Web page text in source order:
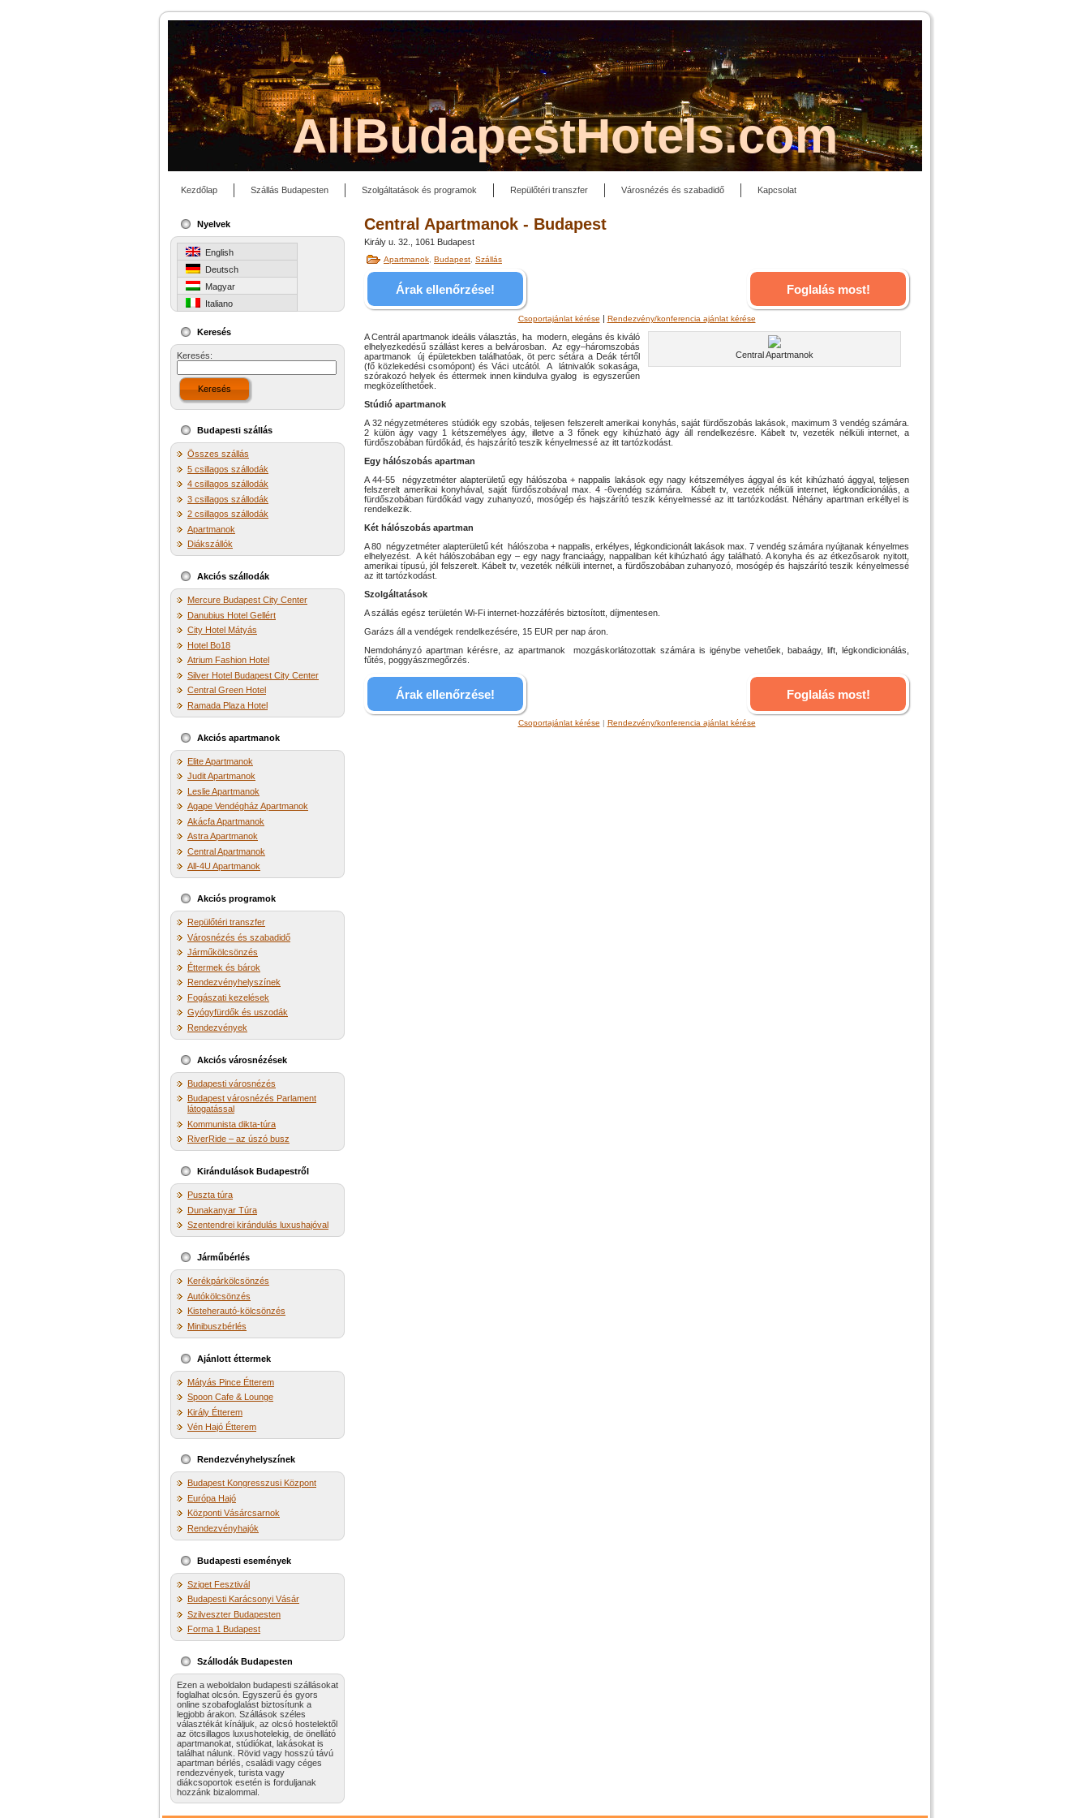
AllBudapestHotels.com
Kezdőlap Szállás Budapesten Szolgáltatások és programok Repülőtéri transzfer Városnézés és szabadidő Kapcsolat
Nyelvek
English
Deutsch
Magyar
Italiano
Keresés
Keresés:
Keresés
Budapesti szállás
Összes szállás
5 csillagos szállodák
4 csillagos szállodák
3 csillagos szállodák
2 csillagos szállodák
Apartmanok
Diákszállók
Akciós szállodák
Mercure Budapest City Center
Danubius Hotel Gellért
City Hotel Mátyás
Hotel Bo18
Atrium Fashion Hotel
Silver Hotel Budapest City Center
Central Green Hotel
Ramada Plaza Hotel
Akciós apartmanok
Elite Apartmanok
Judit Apartmanok
Leslie Apartmanok
Agape Vendégház Apartmanok
Akácfa Apartmanok
Astra Apartmanok
Central Apartmanok
All-4U Apartmanok
Akciós programok
Repülőtéri transzfer
Városnézés és szabadidő
Járműkölcsönzés
Éttermek és bárok
Rendezvényhelyszínek
Fogászati kezelések
Gyógyfürdők és uszodák
Rendezvények
Akciós városnézések
Budapesti városnézés
Budapest városnézés Parlament
látogatással
Kommunista dikta-túra
RiverRide – az úszó busz
Kirándulások Budapestről
Puszta túra
Dunakanyar Túra
Szentendrei kirándulás luxushajóval
Járműbérlés
Kerékpárkölcsönzés
Autókölcsönzés
Kisteherautó-kölcsönzés
Minibuszbérlés
Ajánlott éttermek
Mátyás Pince Étterem
Spoon Cafe & Lounge
Király Étterem
Vén Hajó Étterem
Rendezvényhelyszínek
Budapest Kongresszusi Központ
Európa Hajó
Központi Vásárcsarnok
Rendezvényhajók
Budapesti események
Sziget Fesztivál
Budapesti Karácsonyi Vásár
Szilveszter Budapesten
Forma 1 Budapest
Szállodák Budapesten
Ezen a weboldalon budapesti szállásokat
foglalhat olcsón. Egyszerű és gyors
online szobafoglalást biztosítunk a
legjobb árakon. Szállások széles
választékát kínáljuk, az olcsó hostelektől
az ötcsillagos luxushotelekig, de önellátó
apartmanokat, stúdiókat, lakásokat is
találhat nálunk. Rövid vagy hosszú távú
apartman bérlés, családi vagy céges
rendezvények, turista vagy
diákcsoportok esetén is forduljanak
hozzánk bizalommal.
Central Apartmanok - Budapest
Király u. 32., 1061 Budapest
Apartmanok Budapest Szállás
Árak ellenőrzése! Foglalás most!
Csoportajánlat kérése | Rendezvény/konferencia ajánlat kérése
Central Apartmanok
A Centrál apartmanok ideális választás, ha modern, elegáns és kiváló
elhelyezkedésű szállást keres a belvárosban.
Az egy–háromszobás
apartmanok új épületekben találhatóak, öt perc sétára a Deák tértől
(fő közlekedési csomópont) és Váci utcától. A látnivalók sokasága,
szórakozó helyek és éttermek innen kiindulva gyalog is egyszerűen
megközelíthetőek.
Stúdió apartmanok
A 32 négyzetméteres stúdiók egy szobás, teljesen felszerelt amerikai konyhás, saját fürdőszobás lakások, maximum 3 vendég számára.
2 külön ágy vagy 1 kétszemélyes ágy, illetve a 3 főnek egy kihúzható ágy áll rendelkezésre. Kábelt tv, vezeték nélküli internet, a
fürdőszobában fürdőkád, és hajszárító teszik kényelmessé az itt tartózkodást.
Egy hálószobás apartman
A 44-55 négyzetméter alapterületű egy hálószoba + nappalis lakások egy nagy kétszemélyes ággyal és két kihúzható ággyal, teljesen
felszerelt amerikai konyhával, saját fürdőszobával max. 4 -6vendég számára. Kábelt tv, vezeték nélküli internet, légkondicionálás, a
fürdőszobában fürdőkád vagy zuhanyozó, mosógép és hajszárító teszik kényelmessé az itt tartózkodást. Néhány apartman erkéllyel is
rendelkezik.
Két hálószobás apartman
A 80 négyzetméter alapterületű két hálószoba + nappalis, erkélyes, légkondicionált lakások max. 7 vendég számára nyújtanak kényelmes
elhelyezést. A két hálószobában egy – egy nagy franciaágy, nappaliban két kihúzható ágy található. A konyha és az étkezősarok nyitott,
amerikai típusú, jól felszerelt. Kábelt tv, vezeték nélküli internet, a fürdőszobában zuhanyozó, mosógép és hajszárító teszik kényelmessé
az itt tartózkodást.
Szolgáltatások
A szállás egész területén Wi-Fi internet-hozzáférés biztosított, díjmentesen.
Garázs áll a vendégek rendelkezésére, 15 EUR per nap áron.
Nemdohányzó apartman kérésre, az apartmanok mozgáskorlátozottak számára is igénybe vehetőek, babaágy, lift, légkondicionálás,
fűtés, poggyászmegőrzés.
Árak ellenőrzése! Foglalás most!
Csoportajánlat kérése | Rendezvény/konferencia ajánlat kérése